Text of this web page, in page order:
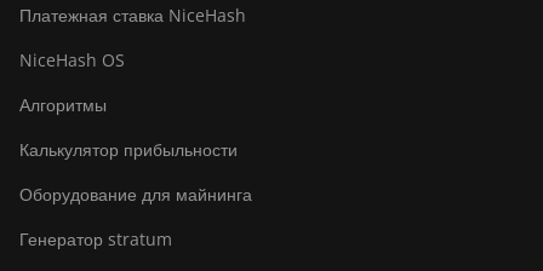
Платежная ставка NiceHash
NiceHash OS
Алгоритмы
Калькулятор прибыльности
Оборудование для майнинга
Генератор stratum